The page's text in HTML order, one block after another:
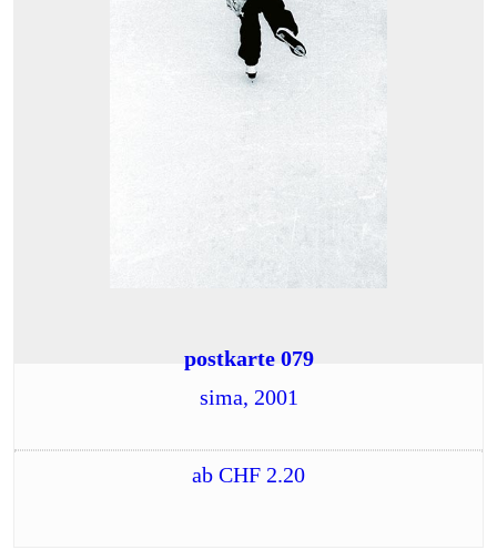
postkarte 079
sima, 2001
ab CHF 2.20